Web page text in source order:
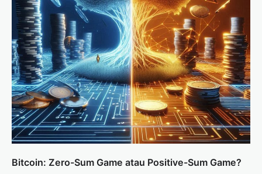
Bitcoin: Zero-Sum Game atau Positive-Sum Game?